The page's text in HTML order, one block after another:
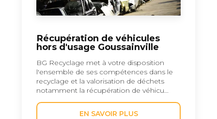
Récupération de véhicules
hors d'usage Goussainville
BG Recyclage met à votre disposition
l'ensemble de ses compétences dans le
recyclage et la valorisation de déchets
notamment la récupération de véhicu...
EN SAVOIR PLUS